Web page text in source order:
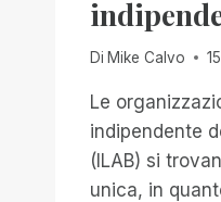
Di Mike Calvo
Le
indipendente
(ILAB) si
unica, in